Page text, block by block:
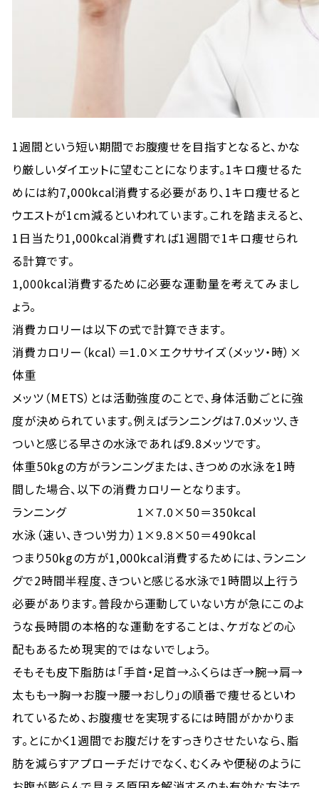
1週間という短い期間でお腹痩せを目指すとなると、かな
り厳しいダイエットに望むことになります。1キロ痩せるた
めには約7,000kcal消費する必要があり、1キロ痩せると
ウエストが1cm減るといわれています。これを踏まえると、
1日当たり1,000kcal消費すれば1週間で1キロ痩せられ
る計算です。
1,000kcal消費するために必要な運動量を考えてみまし
ょう。
消費カロリーは以下の式で計算できます。
消費カロリー（kcal）＝1.0×エクササイズ（メッツ・時）×
体重
メッツ（METS）とは活動強度のことで、身体活動ごとに強
度が決められています。例えばランニングは7.0メッツ、き
ついと感じる早さの水泳であれば9.8メッツです。
体重50kgの方がランニングまたは、きつめの水泳を1時
間した場合、以下の消費カロリーとなります。
ランニング
1×7.0×50＝350kcal
水泳（速い、きつい労力） 1×9.8×50＝490kcal
つまり50kgの方が1,000kcal消費するためには、ランニン
グで2時間半程度、きついと感じる水泳で1時間以上行う
必要があります。普段から運動していない方が急にこのよ
うな長時間の本格的な運動をすることは、ケガなどの心
配もあるため現実的ではないでしょう。
そもそも皮下脂肪は「手首・足首→ふくらはぎ→腕→肩→
太もも→胸→お腹→腰→おしり」の順番で痩せるといわ
れているため、お腹痩せを実現するには時間がかかりま
す。とにかく1週間でお腹だけをすっきりさせたいなら、脂
肪を減らすアプローチだけでなく、むくみや便秘のように